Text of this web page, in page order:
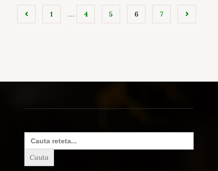
1 … 4 5 6 7
Search
for: